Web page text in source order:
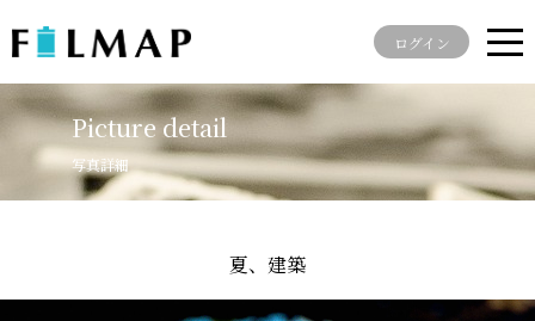
ログイン
Picture detail
写真詳細
夏、建築